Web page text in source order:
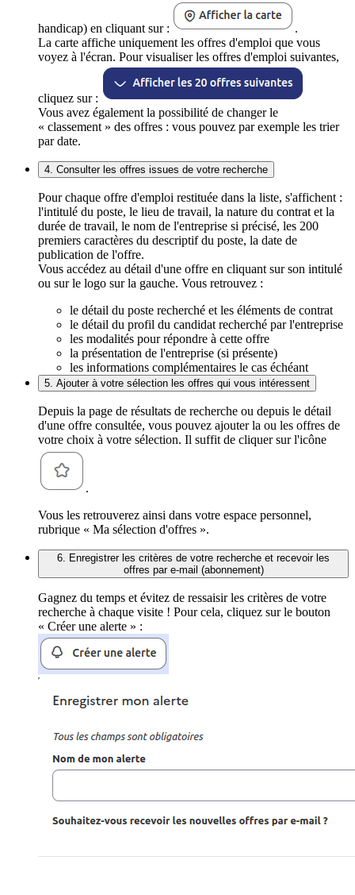
handicap) en cliquant sur :
.
La carte affiche uniquement les offres d'emploi que vous
voyez à l'écran. Pour visualiser les offres d'emploi suivantes,
cliquez sur :
Vous avez également la possibilité de changer le
« classement » des offres : vous pouvez par exemple les trier
par date.
4. Consulter les offres issues de votre recherche
Pour chaque offre d'emploi restituée dans la liste, s'affichent :
l'intitulé du poste, le lieu de travail, la nature du contrat et la
durée de travail, le nom de l'entreprise si précisé, les 200
premiers caractères du descriptif du poste, la date de
publication de l'offre.
Vous accédez au détail d'une offre en cliquant sur son intitulé
ou sur le logo sur la gauche. Vous retrouvez :
le détail du poste recherché et les éléments de contrat
le détail du profil du candidat recherché par l'entreprise
les modalités pour répondre à cette offre
la présentation de l'entreprise (si présente)
les informations complémentaires le cas échéant
5. Ajouter à votre sélection les offres qui vous intéressent
Depuis la page de résultats de recherche ou depuis le détail
d'une offre consultée, vous pouvez ajouter la ou les offres de
votre choix à votre sélection. Il suffit de cliquer sur l'icône
.
Vous les retrouverez ainsi dans votre espace personnel,
rubrique « Ma sélection d'offres ».
6. Enregistrer les critères de votre recherche et recevoir les
offres par e-mail (abonnement)
Gagnez du temps et évitez de ressaisir les critères de votre
recherche à chaque visite ! Pour cela, cliquez sur le bouton
« Créer une alerte » :